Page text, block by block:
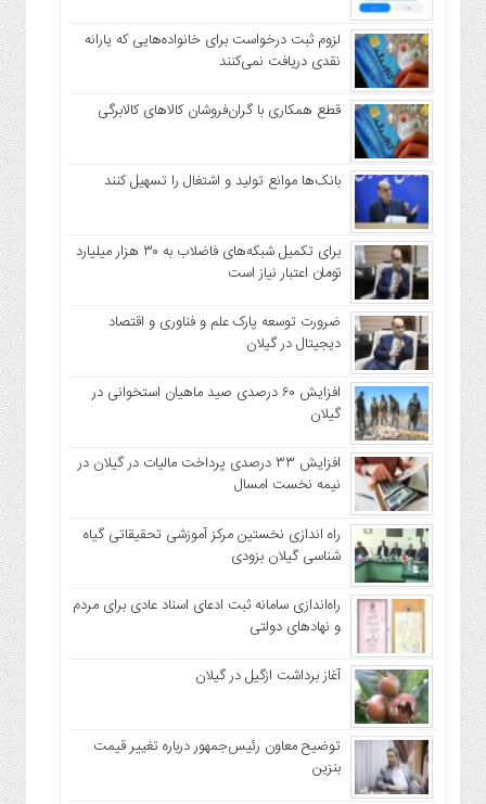
لزوم ثبت درخواست برای خانواده‌هایی که یارانه
نقدی دریافت نمی‌کنند
قطع همکاری با گران‌فروشان کالاهای کالابرگی
بانک‌ها موانع تولید و اشتغال را تسهیل کنند
برای تکمیل شبکه‌های فاضلاب به ۳۰ هزار میلیارد
تومان اعتبار نیاز است
ضرورت توسعه پارک علم و فناوری و اقتصاد
دیجیتال در گیلان
افزایش ۶۰ درصدی صید ماهیان استخوانی در
گیلان
افزایش ۳۳ درصدی پرداخت مالیات در گیلان در
نیمه نخست امسال
راه اندازی نخستین مرکز آموزشی تحقیقاتی گیاه
شناسی گیلان بزودی
راه‌اندازی سامانه ثبت ادعای اسناد عادی برای مردم
و نهاد‌های دولتی
آغاز برداشت ازگیل در گیلان
توضیح معاون رئیس‌جمهور درباره تغییر قیمت
بنزین